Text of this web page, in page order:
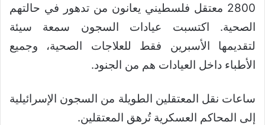
2800 معتقل فلسطيني يعانون من تدهور في حالتهم
الصحية. اكتسبت عيادات السجون سمعة سيئة
لتقديمها الأسبرين فقط للعلاجات الصحية، وجميع
الأطباء داخل العيادات هم من الجنود.
ساعات نقل المعتقلين الطويلة من السجون الإسرائيلية
إلى المحاكم العسكرية تُرهق المعتقلين.